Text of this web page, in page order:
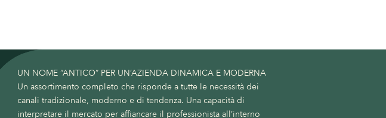
UN NOME “ANTICO” PER UN’AZIENDA DINAMICA E MODERNA
Un assortimento completo che risponde a tutte le necessità dei
canali tradizionale, moderno e di tendenza. Una capacità di
interpretare il mercato per affiancare il professionista all’interno